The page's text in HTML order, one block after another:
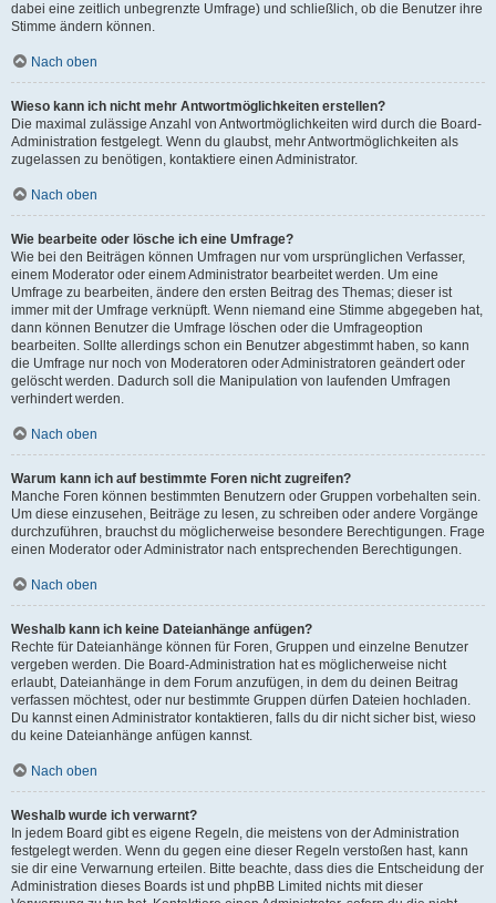
dabei eine zeitlich unbegrenzte Umfrage) und schließlich, ob die Benutzer ihre
Stimme ändern können.
Nach oben
Wieso kann ich nicht mehr Antwortmöglichkeiten erstellen?
Die maximal zulässige Anzahl von Antwortmöglichkeiten wird durch die Board-
Administration festgelegt. Wenn du glaubst, mehr Antwortmöglichkeiten als
zugelassen zu benötigen, kontaktiere einen Administrator.
Nach oben
Wie bearbeite oder lösche ich eine Umfrage?
Wie bei den Beiträgen können Umfragen nur vom ursprünglichen Verfasser,
einem Moderator oder einem Administrator bearbeitet werden. Um eine
Umfrage zu bearbeiten, ändere den ersten Beitrag des Themas; dieser ist
immer mit der Umfrage verknüpft. Wenn niemand eine Stimme abgegeben hat,
dann können Benutzer die Umfrage löschen oder die Umfrageoption
bearbeiten. Sollte allerdings schon ein Benutzer abgestimmt haben, so kann
die Umfrage nur noch von Moderatoren oder Administratoren geändert oder
gelöscht werden. Dadurch soll die Manipulation von laufenden Umfragen
verhindert werden.
Nach oben
Warum kann ich auf bestimmte Foren nicht zugreifen?
Manche Foren können bestimmten Benutzern oder Gruppen vorbehalten sein.
Um diese einzusehen, Beiträge zu lesen, zu schreiben oder andere Vorgänge
durchzuführen, brauchst du möglicherweise besondere Berechtigungen. Frage
einen Moderator oder Administrator nach entsprechenden Berechtigungen.
Nach oben
Weshalb kann ich keine Dateianhänge anfügen?
Rechte für Dateianhänge können für Foren, Gruppen und einzelne Benutzer
vergeben werden. Die Board-Administration hat es möglicherweise nicht
erlaubt, Dateianhänge in dem Forum anzufügen, in dem du deinen Beitrag
verfassen möchtest, oder nur bestimmte Gruppen dürfen Dateien hochladen.
Du kannst einen Administrator kontaktieren, falls du dir nicht sicher bist, wieso
du keine Dateianhänge anfügen kannst.
Nach oben
Weshalb wurde ich verwarnt?
In jedem Board gibt es eigene Regeln, die meistens von der Administration
festgelegt werden. Wenn du gegen eine dieser Regeln verstoßen hast, kann
sie dir eine Verwarnung erteilen. Bitte beachte, dass dies die Entscheidung der
Administration dieses Boards ist und phpBB Limited nichts mit dieser